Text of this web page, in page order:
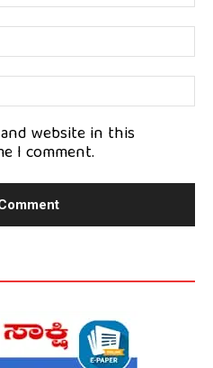
website in this
I comment.